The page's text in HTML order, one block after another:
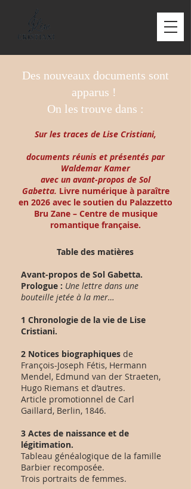
Des nouveaux documents sont
apparus !
On les trouve dans :
Sur les traces de Lise Cristiani,
documents réunis et présentés par
Waldemar Kamer
avec un avant-propos de Sol
Gabetta. Livre numérique à paraître
en 2026 avec le soutien du Palazzetto
Bru Zane – Centre de musique
romantique française.
Table des matières
Avant-propos de Sol Gabetta.
Prologue : Une lettre dans une
bouteille jetée à la mer…
1 Chronologie de la vie de Lise
Cristiani.
2 Notices biographiques de
François-Joseph Fétis, Hermann
Mendel, Edmund van der Straeten,
Hugo Riemans et d’autres.
Article promotionnel de Carl
Gaillard, Berlin, 1846.
3 Actes de naissance et de
légitimation.
Tableau généalogique de la famille
Barbier recomposée.
Trois portraits de femmes.